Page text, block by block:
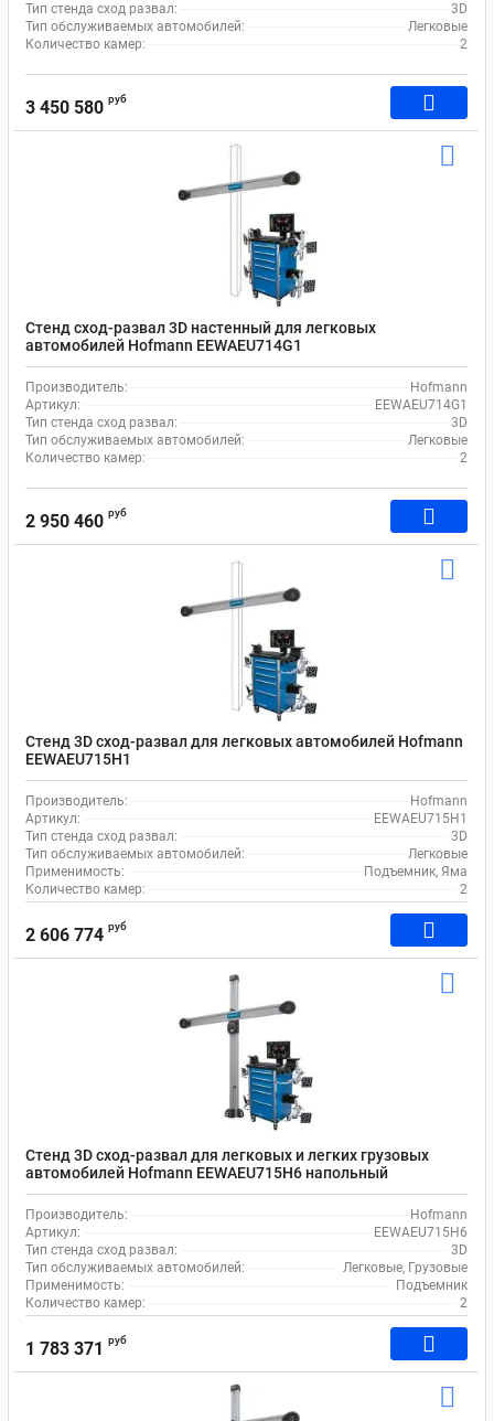
Тип стенда сход развал:
3D
Тип обслуживаемых автомобилей:
Легковые
Количество камер:
2
3 450 580 руб
Стенд сход-развал 3D настенный для легковых
автомобилей Hofmann EEWAEU714G1
Производитель:
Hofmann
Артикул:
EEWAEU714G1
Тип стенда сход развал:
3D
Тип обслуживаемых автомобилей:
Легковые
Количество камер:
2
2 950 460 руб
Стенд 3D сход-развал для легковых автомобилей Hofmann
EEWAEU715H1
Производитель:
Hofmann
Артикул:
EEWAEU715H1
Тип стенда сход развал:
3D
Тип обслуживаемых автомобилей:
Легковые
Применимость:
Подъемник, Яма
Количество камер:
2
2 606 774 руб
Стенд 3D сход-развал для легковых и легких грузовых
автомобилей Hofmann EEWAEU715H6 напольный
Производитель:
Hofmann
Артикул:
EEWAEU715H6
Тип стенда сход развал:
3D
Тип обслуживаемых автомобилей:
Легковые, Грузовые
Применимость:
Подъемник
Количество камер:
2
1 783 371 руб